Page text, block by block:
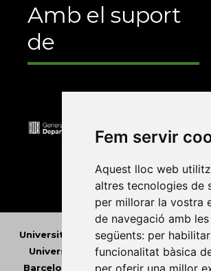
Fem servir
Aquest lloc web
altres tecnologies de
per millorar la vostra
de navegació amb
següents: per
funcionalitat bàsica
per oferir una millor
Amb el suport
de
Universitat Abat Oliba CEU•
Universitat d'Andorra•Universitat
Barcelona
Universitat de